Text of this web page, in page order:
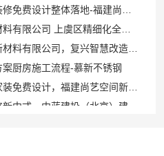
绍兴卓鑫装饰材料有限公司 上虞区精细化全包质量有保障
邯郸至臻全宅新材料有限公司，复兴智慧改造专家
案厨房施工流程-慕新不锈钢
自建房全包装修新中式，中蓝建投（北京）建设有限公司武功分公司精工打造